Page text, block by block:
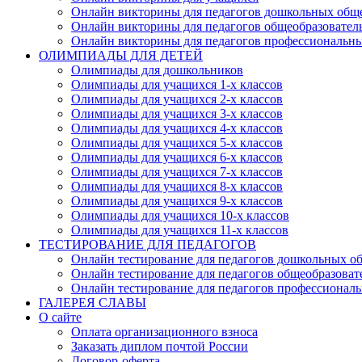
Онлайн викторины для педагогов дошкольных
Онлайн викторины для педагогов
Онлайн викторины для педагогов
ОЛИМПИАДЫ ДЛЯ ДЕТЕЙ
Олимпиады для дошкольников
Олимпиады для учащихся 1-х классов
Олимпиады для учащихся 2-х классов
Олимпиады для учащихся 3-х классов
Олимпиады для учащихся 4-х классов
Олимпиады для учащихся 5-х классов
Олимпиады для учащихся 6-х классов
Олимпиады для учащихся 7-х классов
Олимпиады для учащихся 8-х классов
Олимпиады для учащихся 9-х классов
Олимпиады для учащихся 10-х классов
Олимпиады для учащихся 11-х классов
ТЕСТИРОВАНИЕ ДЛЯ ПЕДАГОГОВ
Онлайн тестирование для педагогов дошкольных
Онлайн тестирование для педагогов
Онлайн тестирование для педагогов
ГАЛЕРЕЯ СЛАВЫ
О сайте
Оплата организационного взноса
Заказать диплом почтой России